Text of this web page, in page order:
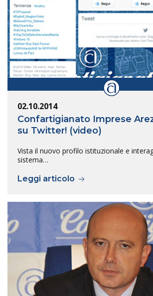
02.10.2014
Confartigianato Imprese
su Twitter! (video)
Vista il nuovo profilo istituzionale e
sistema…
Leggi articolo